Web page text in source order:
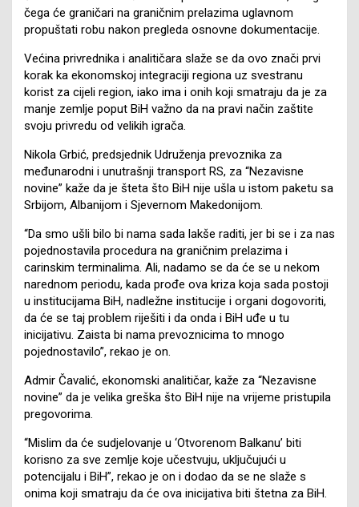
čega će graničari na graničnim prelazima uglavnom
propuštati robu nakon pregleda osnovne dokumentacije.
Većina privrednika i analitičara slaže se da ovo znači prvi
korak ka ekonomskoj integraciji regiona uz svestranu
korist za cijeli region, iako ima i onih koji smatraju da je za
manje zemlje poput BiH važno da na pravi način zaštite
svoju privredu od velikih igrača.
Nikola Grbić, predsjednik Udruženja prevoznika za
međunarodni i unutrašnji transport RS, za “Nezavisne
novine” kaže da je šteta što BiH nije ušla u istom paketu sa
Srbijom, Albanijom i Sjevernom Makedonijom.
“Da smo ušli bilo bi nama sada lakše raditi, jer bi se i za nas
pojednostavila procedura na graničnim prelazima i
carinskim terminalima. Ali, nadamo se da će se u nekom
narednom periodu, kada prođe ova kriza koja sada postoji
u institucijama BiH, nadležne institucije i organi dogovoriti,
da će se taj problem riješiti i da onda i BiH uđe u tu
inicijativu. Zaista bi nama prevoznicima to mnogo
pojednostavilo”, rekao je on.
Admir Čavalić, ekonomski analitičar, kaže za “Nezavisne
novine” da je velika greška što BiH nije na vrijeme pristupila
pregovorima.
“Mislim da će sudjelovanje u ‘Otvorenom Balkanu’ biti
korisno za sve zemlje koje učestvuju, uključujući u
potencijalu i BiH”, rekao je on i dodao da se ne slaže s
onima koji smatraju da će ova inicijativa biti štetna za BiH.